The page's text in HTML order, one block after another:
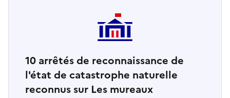
10 arrêtés de reconnaissance de
l'état de catastrophe naturelle
reconnus sur Les mureaux